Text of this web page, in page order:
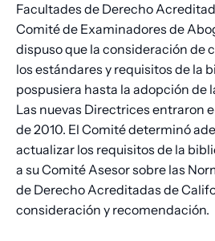
Facultades de Derecho
Comité de Examinadores de
dispuso que la consideración de
los estándares y requisitos de la
pospusiera hasta la adopción de
Las nuevas Directrices entraron
de 2010. El Comité determinó
actualizar los requisitos de la
a su Comité Asesor sobre las
de Derecho Acreditadas de
consideración y recomendación.